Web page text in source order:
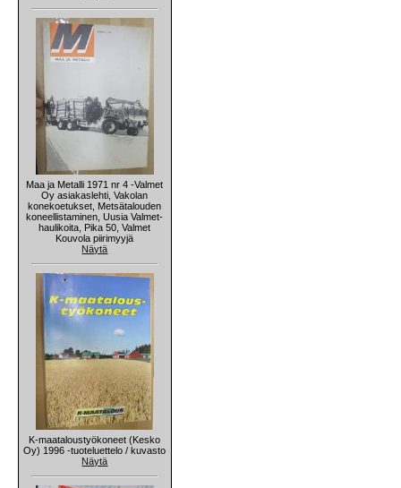
Maa ja Metalli 1971 nr 4 -Valmet
Oy asiakaslehti, Vakolan
konekoetukset, Metsätalouden
koneellistaminen, Uusia Valmet-
haulikoita, Pika 50, Valmet
Kouvola piirimyyjä
Näytä
K-maataloustyökoneet (Kesko
Oy) 1996 -tuoteluettelo / kuvasto
Näytä